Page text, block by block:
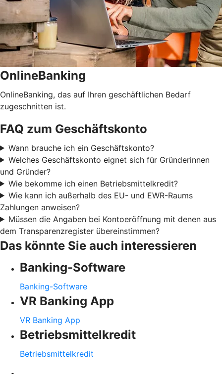
OnlineBanking
OnlineBanking, das auf Ihren geschäftlichen Bedarf
zugeschnitten ist.
FAQ zum Geschäftskonto
Wann brauche ich ein Geschäftskonto?
Welches Geschäftskonto eignet sich für Gründerinnen
und Gründer?
Wie bekomme ich einen Betriebsmittelkredit?
Wie kann ich außerhalb des EU- und EWR-Raums
Zahlungen anweisen?
Müssen die Angaben bei Kontoeröffnung mit denen aus
dem Transparenzregister übereinstimmen?
Das könnte Sie auch interessieren
Banking-Software
Banking-Software
VR Banking App
VR Banking App
Betriebsmittelkredit
Betriebsmittelkredit